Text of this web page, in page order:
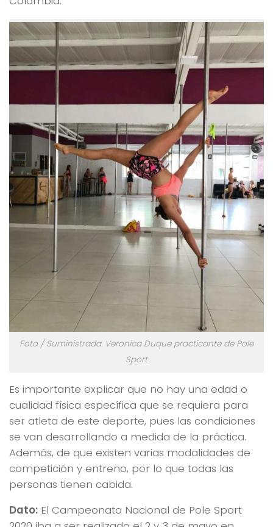
Foto / Suministrada. Veronica Duque practicante de Pole
Sport
Es importante explicar que no hay una edad o
cualidad física específica que se requiera para
ser atleta de este deporte, pues las condiciones
se van desarrollando a medida de la práctica.
Además, de que existen varias modalidades de
competición y entreno, por lo que todas las
personas tienen cabida.
Dato: El Campeonato Nacional de Pole Sport